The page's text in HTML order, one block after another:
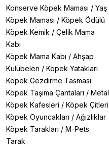
Konserve Köpek Maması / Yaş
Köpek Maması / Köpek Ödülü
Köpek Kemik / Çelik Mama
Kabı
Köpek Mama Kabı / Ahşap
Kulübeleri / Köpek Yatakları
Köpek Gezdirme Tasması
Köpek Taşıma Çantaları / Metal
Köpek Kafesleri / Köpek Çitleri
Köpek Oyuncakları / Ağızlıklar
Köpek Tarakları / M-Pets
Tarak